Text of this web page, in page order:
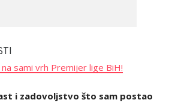
sami vrh Premijer lige BiH!
i zadovoljstvo što sam postao